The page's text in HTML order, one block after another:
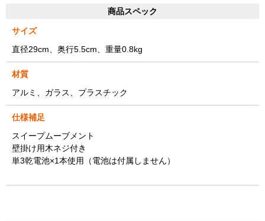
商品スペック
サイズ
直径29cm、奥行5.5cm、重量0.8kg
材質
アルミ、ガラス、プラスチック
仕様補足
スイープムーブメント
壁掛け用木ネジ付き
単3乾電池×1本使用（電池は付属しません）